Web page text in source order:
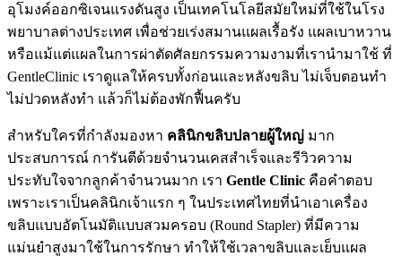
อุโมงค์ออกซิเจนแรงดันสูง เป็นเทคโนโลยีสมัยใหม่ที่ใช้ในโรง
พยาบาลต่างประเทศ เพื่อช่วยเร่งสมานแผลเรื้อรัง แผลเบาหวาน
หรือแม้แต่แผลในการผ่าตัดศัลยกรรมความงามที่เรานำมาใช้ ที่
GentleClinic เราดูแลให้ครบทั้งก่อนและหลังขลิบ ไม่เจ็บตอนทำ
ไม่ปวดหลังทำ แล้วก็ไม่ต้องพักฟื้นครับ
สำหรับใครที่กำลังมองหา คลินิกขลิบปลายผู้ใหญ่ มาก
ประสบการณ์ การันตีด้วยจำนวนเคสสำเร็จและรีวิวความ
ประทับใจจากลูกค้าจำนวนมาก เรา Gentle Clinic คือคำตอบ
เพราะเราเป็นคลินิกเจ้าแรก ๆ ในประเทศไทยที่นำเอาเครื่อง
ขลิบแบบอัตโนมัติแบบสวมครอบ (Round Stapler) ที่มีความ
แม่นยำสูงมาใช้ในการรักษา ทำให้ใช้เวลาขลิบและเย็บแผล